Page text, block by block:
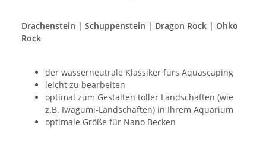
Drachenstein | Schuppenstein | Dragon Rock | Ohko
Rock
der wasserneutrale Klassiker fürs Aquascaping
leicht zu bearbeiten
optimal zum Gestalten toller Landschaften (wie
z.B. Iwagumi-Landschaften) in Ihrem Aquarium
optimale Größe für Nano Becken